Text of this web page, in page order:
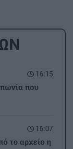
16:15
που
16:07
το αρχείο η